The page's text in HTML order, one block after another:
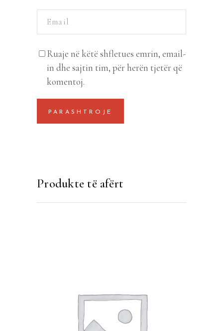
Ruaje në këtë shfletues emrin, email-
in dhe sajtin tim, për herën tjetër që
komentoj.
Produkte të afërt
SHTOJE NË SHPORTË